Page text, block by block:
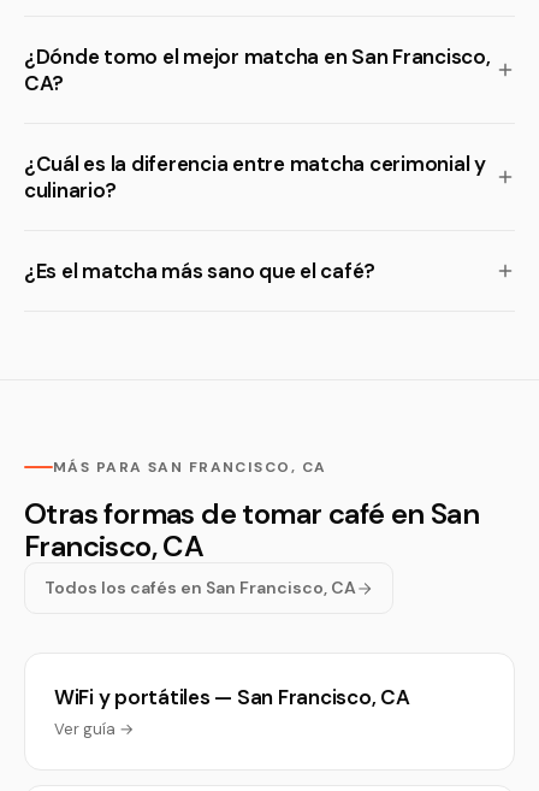
¿Dónde tomo el mejor matcha en San Francisco,
CA?
¿Cuál es la diferencia entre matcha cerimonial y
culinario?
¿Es el matcha más sano que el café?
MÁS PARA SAN FRANCISCO, CA
Otras formas de tomar café en San
Francisco, CA
Todos los cafés en San Francisco, CA
WiFi y portátiles — San Francisco, CA
Ver guía →